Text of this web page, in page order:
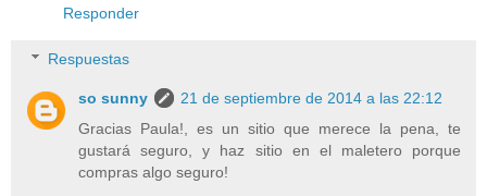
Responder
Respuestas
so sunny
21 de septiembre de 2014 a las 22:12
Gracias Paula!, es un sitio que merece la pena, te
gustará seguro, y haz sitio en el maletero porque
compras algo seguro!